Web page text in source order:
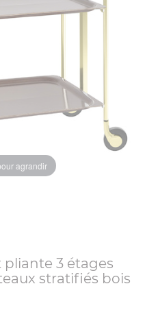
agrandir
3 étages
stratifiés bois